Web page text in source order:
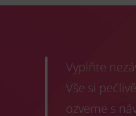
Vyplňte
Vše si
ozveme s